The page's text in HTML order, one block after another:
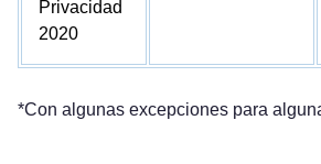
Privacidad
2020
*Con algunas excepciones para